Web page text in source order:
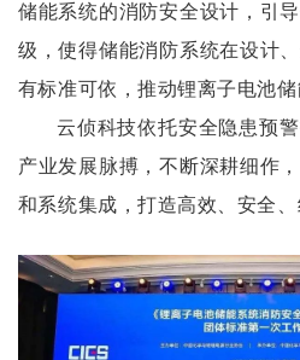
储能系统的消防安全设计，引
级，使得储能消防系统在设计
有标准可依，推动锂离子电池储
云侦科技依托安全隐患预
产业发展脉搏，不断深耕细作
和系统集成，打造高效、安全、